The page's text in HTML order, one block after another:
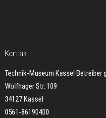
Kontakt
Technik-Museum Kassel Betreiber
Wolfhager Str. 109
34127 Kassel
0561-86190400